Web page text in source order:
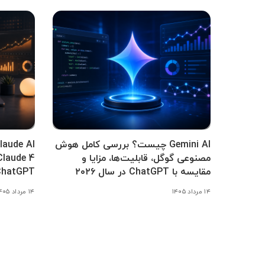
Gemini AI چیست؟ بررسی کامل هوش
مصنوعی گوگل، قابلیت‌ها، مزایا و
مقایسه با ChatGPT در سال ۲۰۲۶
۱۴ مرداد ۱۴۰۵ ۱۴ مرداد ۱۴۰۵